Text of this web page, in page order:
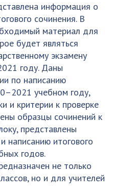
информация о
сочинения. В
материал для
будет являться
экзамену
году. Даны
по написанию
учебном году,
и критерии к проверке
образцы сочинений к
представлены
написанию итогового
годов.
не только
но и для учителей